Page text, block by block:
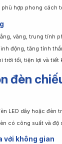
hợp phong cách
vàng, trung tính
động, tăng tính
trời tối, tiện lợi và tiết
đèn
LED dây hoặc đèn
có công suất và độ
với không gian